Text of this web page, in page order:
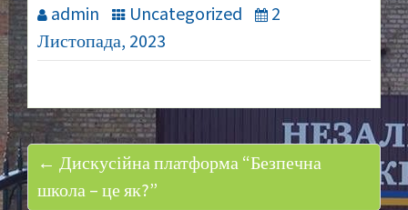
admin Uncategorized
2
Листопада, 2023
← Дискусійна платформа “Безпечна
школа – це як?”